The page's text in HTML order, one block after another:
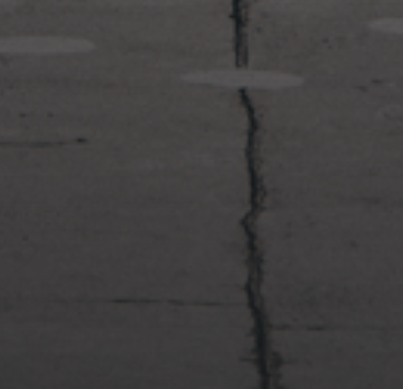
岩国周辺遠征~ふぐパーティナ